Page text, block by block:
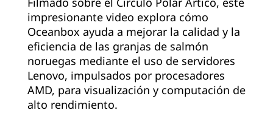
impresionante video explora cómo
Oceanbox ayuda a mejorar la calidad y la
eficiencia de las granjas de salmón
noruegas mediante el uso de servidores
Lenovo, impulsados por procesadores
AMD, para visualización y computación de
alto rendimiento.